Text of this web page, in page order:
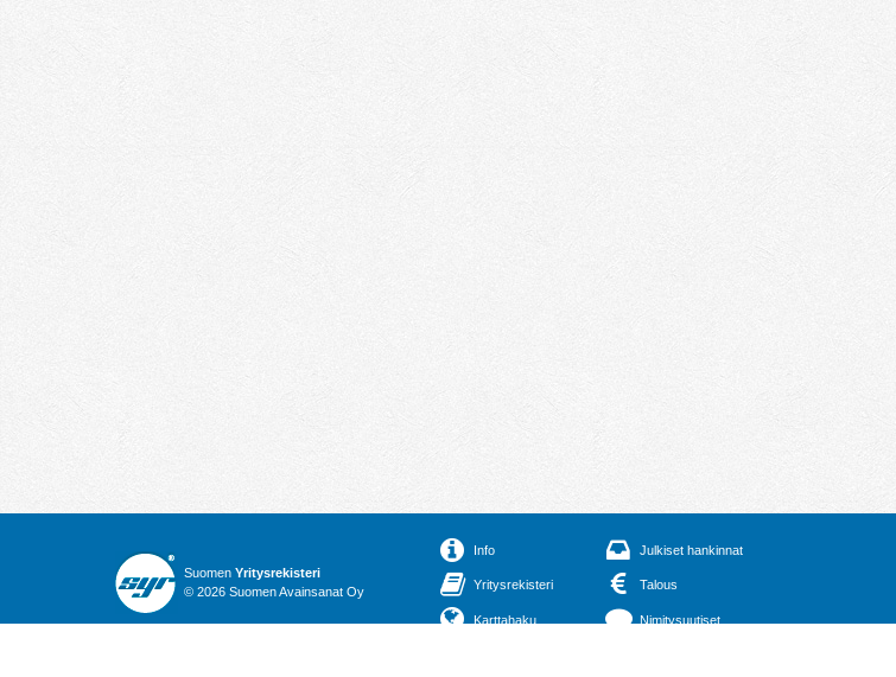
Suomen Yritysrekisteri
© 2026 Suomen Avainsanat Oy
Info
Yritysrekisteri
Karttahaku
Julkiset hankinnat
Talous
Nimitysuutiset